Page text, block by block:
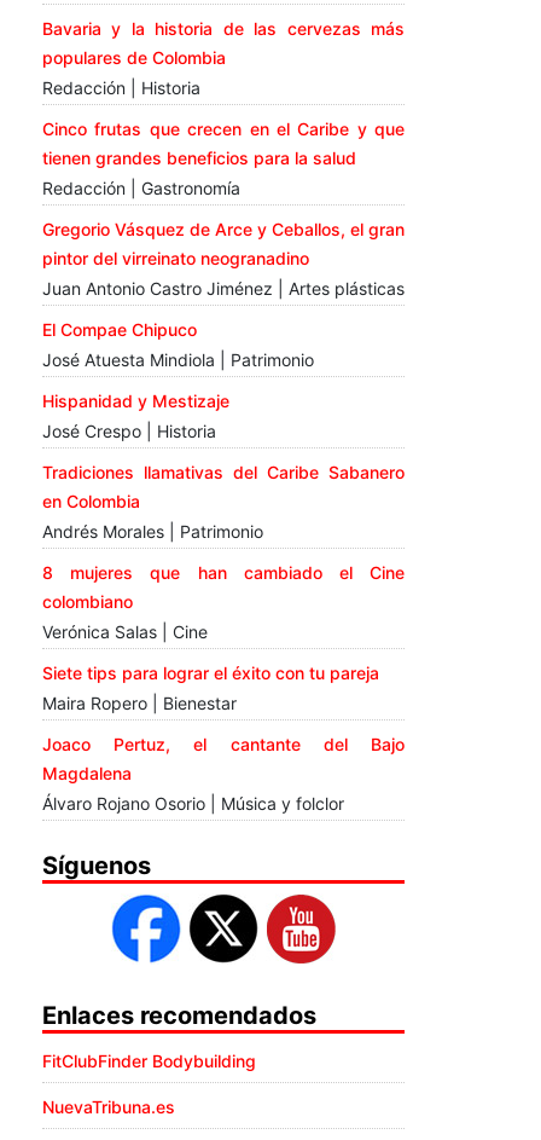
Bavaria y la historia de las cervezas más
populares de Colombia
Redacción | Historia
Cinco frutas que crecen en el Caribe y que
tienen grandes beneficios para la salud
Redacción | Gastronomía
Gregorio Vásquez de Arce y Ceballos, el gran
pintor del virreinato neogranadino
Juan Antonio Castro Jiménez | Artes plásticas
El Compae Chipuco
José Atuesta Mindiola | Patrimonio
Hispanidad y Mestizaje
José Crespo | Historia
Tradiciones llamativas del Caribe Sabanero
en Colombia
Andrés Morales | Patrimonio
8 mujeres que han cambiado el Cine
colombiano
Verónica Salas | Cine
Siete tips para lograr el éxito con tu pareja
Maira Ropero | Bienestar
Joaco Pertuz, el cantante del Bajo
Magdalena
Álvaro Rojano Osorio | Música y folclor
Síguenos
Enlaces recomendados
FitClubFinder Bodybuilding
NuevaTribuna.es